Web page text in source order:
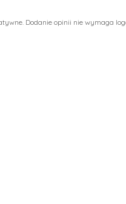
Dodanie opinii nie wymaga